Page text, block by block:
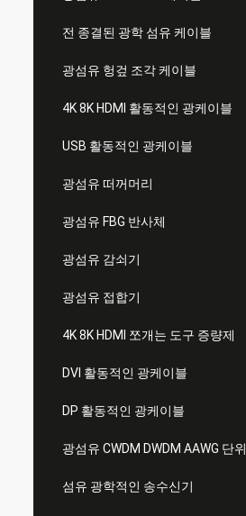
전 종결된 광학 섬유 케이블
광섬유 헝겊 조각 케이블
4K 8K HDMI 활동적인 광케이블
USB 활동적인 광케이블
광섬유 떠꺼머리
광섬유 FBG 반사체
광섬유 감쇠기
광섬유 접합기
4K 8K HDMI 쪼개는 도구 증량제
DVI 활동적인 광케이블
DP 활동적인 광케이블
광섬유 CWDM DWDM AAWG 단위
섬유 광학적인 송수신기